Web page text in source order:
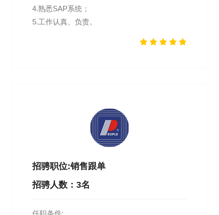
4.熟悉SAP系统；
5.工作认真、负责。
招骋职位:销售跟单
招骋人数：3名
任职条件: